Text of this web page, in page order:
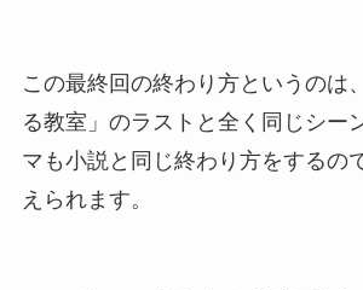
この最終回の終わり方というのは
る教室」のラストと全く同じシー
マも小説と同じ終わり方をするの
えられます。